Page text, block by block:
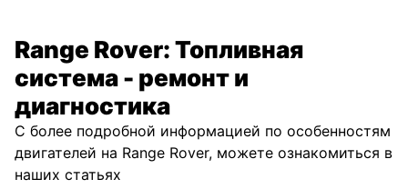
Range Rover: Топливная
система - ремонт и
диагностика
С более подробной информацией по особенностям
двигателей на Range Rover, можете ознакомиться в
наших статьях